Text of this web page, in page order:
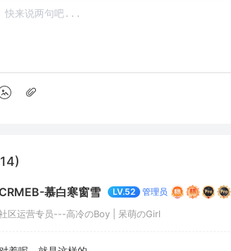
CRMEB-慕白寒窗雪 LV.52 管理员
区运营专员---高冷のBoy | 呆萌のGirl